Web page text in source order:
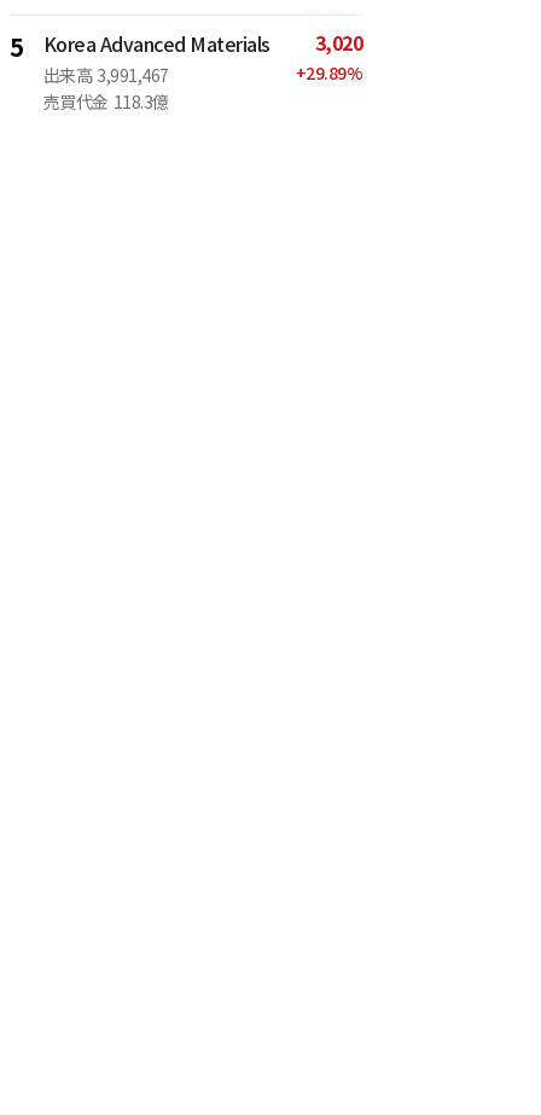
5 Korea Advanced Materials
出来高 3,991,467
売買代金 118.3億
3,020
+29.89%